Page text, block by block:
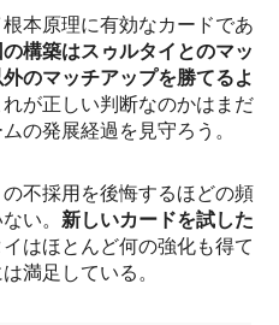
本原理に有効なカードであ
構築はスゥルタイとのマッ
のマッチアップを勝てるよ
が正しい判断なのかはまだ
の発展経過を見守ろう。
の不採用を後悔するほどの頻
い。新しいカードを試した
はほとんど何の強化も得て
満足している。